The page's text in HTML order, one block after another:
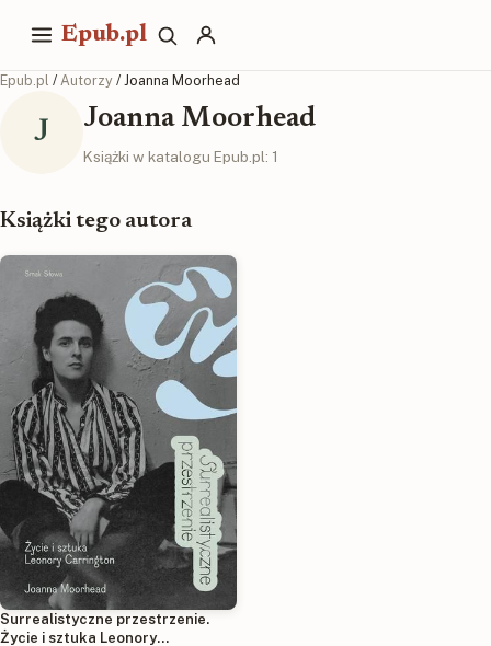
Epub.pl
Epub.pl / Autorzy / Joanna Moorhead
J Joanna Moorhead
Książki w katalogu Epub.pl: 1
Książki tego autora
Surrealistyczne przestrzenie.
Życie i sztuka Leonory